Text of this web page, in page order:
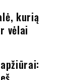
kurią
vėlai